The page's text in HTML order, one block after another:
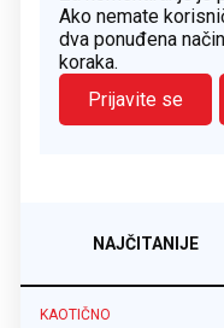
Ako nemate
dva ponuđena
koraka.
Prijavite se
NAJČITANIJE
KAOTIČNO